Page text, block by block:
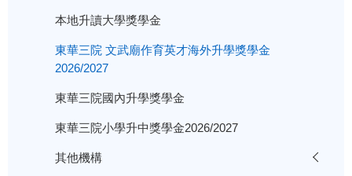
本地升讀大學獎學金
東華三院 文武廟作育英才海外升學獎學金
2026/2027
東華三院國內升學獎學金
東華三院小學升中獎學金2026/2027
其他機構